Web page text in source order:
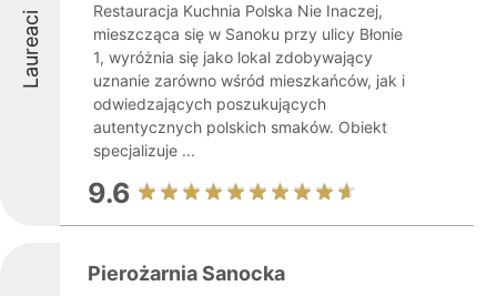
Laureaci
Restauracja Kuchnia Polska Nie Inaczej,
mieszcząca się w Sanoku przy ulicy Błonie
1, wyróżnia się jako lokal zdobywający
uznanie zarówno wśród mieszkańców, jak i
odwiedzających poszukujących
autentycznych polskich smaków. Obiekt
specjalizuje ...
9.6
Pierożarnia Sanocka